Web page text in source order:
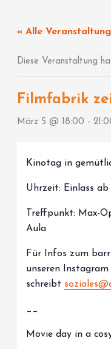
springen
« Alle
Diese Veranstaltung
Filmfabrik
März 5 @ 18:00 -
Kinotag in
Uhrzeit: Einlass ab
Treffpunkt: Max-
Aula
Für Infos zum
unseren
schreibt
__
Movie day in a